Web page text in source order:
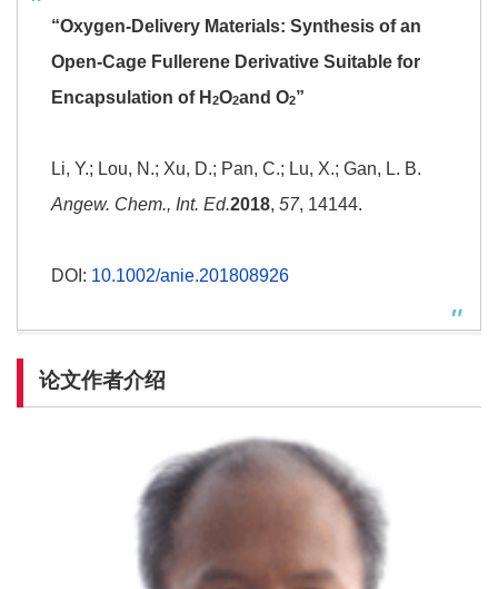
“Oxygen-Delivery Materials: Synthesis of an
Open-Cage Fullerene Derivative Suitable for
Encapsulation of H 2O2and O2”
Li, Y.; Lou, N.; Xu, D.; Pan, C.; Lu, X.; Gan, L. B.
Angew. Chem., Int. Ed.2018, 57, 14144.
DOI: 10.1002/anie.201808926
论文作者介绍